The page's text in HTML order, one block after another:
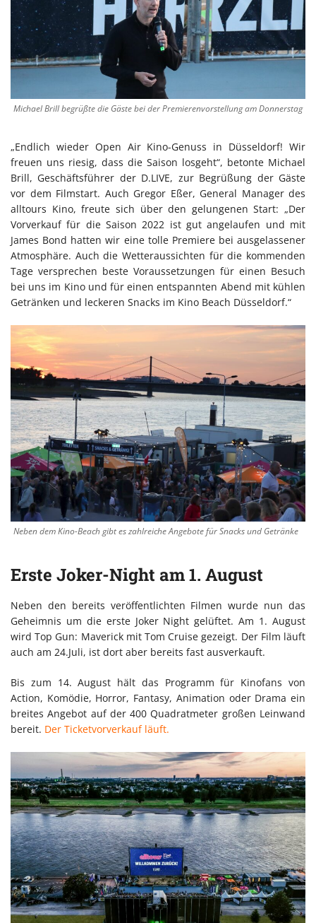
Michael Brill begrüßte die Gäste bei der Premierenvorstellung am Donnerstag
„Endlich wieder Open Air Kino-Genuss in Düsseldorf! Wir
freuen uns riesig, dass die Saison losgeht“, betonte Michael
Brill, Geschäftsführer der D.LIVE, zur Begrüßung der Gäste
vor dem Filmstart. Auch Gregor Eßer, General Manager des
alltours Kino, freute sich über den gelungenen Start: „Der
Vorverkauf für die Saison 2022 ist gut angelaufen und mit
James Bond hatten wir eine tolle Premiere bei ausgelassener
Atmosphäre. Auch die Wetteraussichten für die kommenden
Tage versprechen beste Voraussetzungen für einen Besuch
bei uns im Kino und für einen entspannten Abend mit kühlen
Getränken und leckeren Snacks im Kino Beach Düsseldorf.“
Neben dem Kino-Beach gibt es zahlreiche Angebote für Snacks und Getränke
Erste Joker-Night am 1. August
Neben den bereits veröffentlichten Filmen wurde nun das
Geheimnis um die erste Joker Night gelüftet. Am 1. August
wird Top Gun: Maverick mit Tom Cruise gezeigt. Der Film läuft
auch am 24.Juli, ist dort aber bereits fast ausverkauft.
Bis zum 14. August hält das Programm für Kinofans von
Action, Komödie, Horror, Fantasy, Animation oder Drama ein
breites Angebot auf der 400 Quadratmeter großen Leinwand
bereit. Der Ticketvorverkauf läuft.